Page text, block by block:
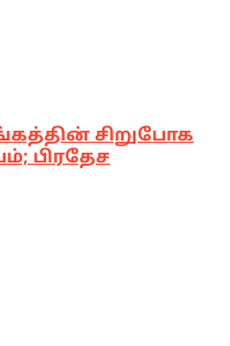
சிறுபோக
பிரதேச